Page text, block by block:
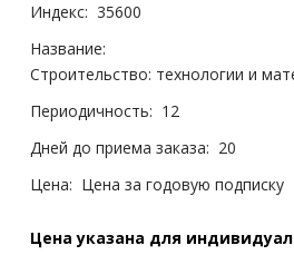
Индекс: 35600
Название:
Строительство: технологии и
Периодичность: 12
Дней до приема заказа: 20
Цена: Цена за годовую подписку
Цена указана для